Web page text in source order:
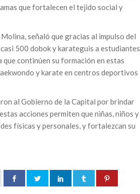
que fortalecen el tejido social y
señaló que gracias al impulso del
500 dobok y karateguis a estudiantes
que continúen su formación en estas
y karate en centros deportivos
al Gobierno de la Capital por brindar
acciones permiten que niñas, niños y
físicas y personales, y fortalezcan su